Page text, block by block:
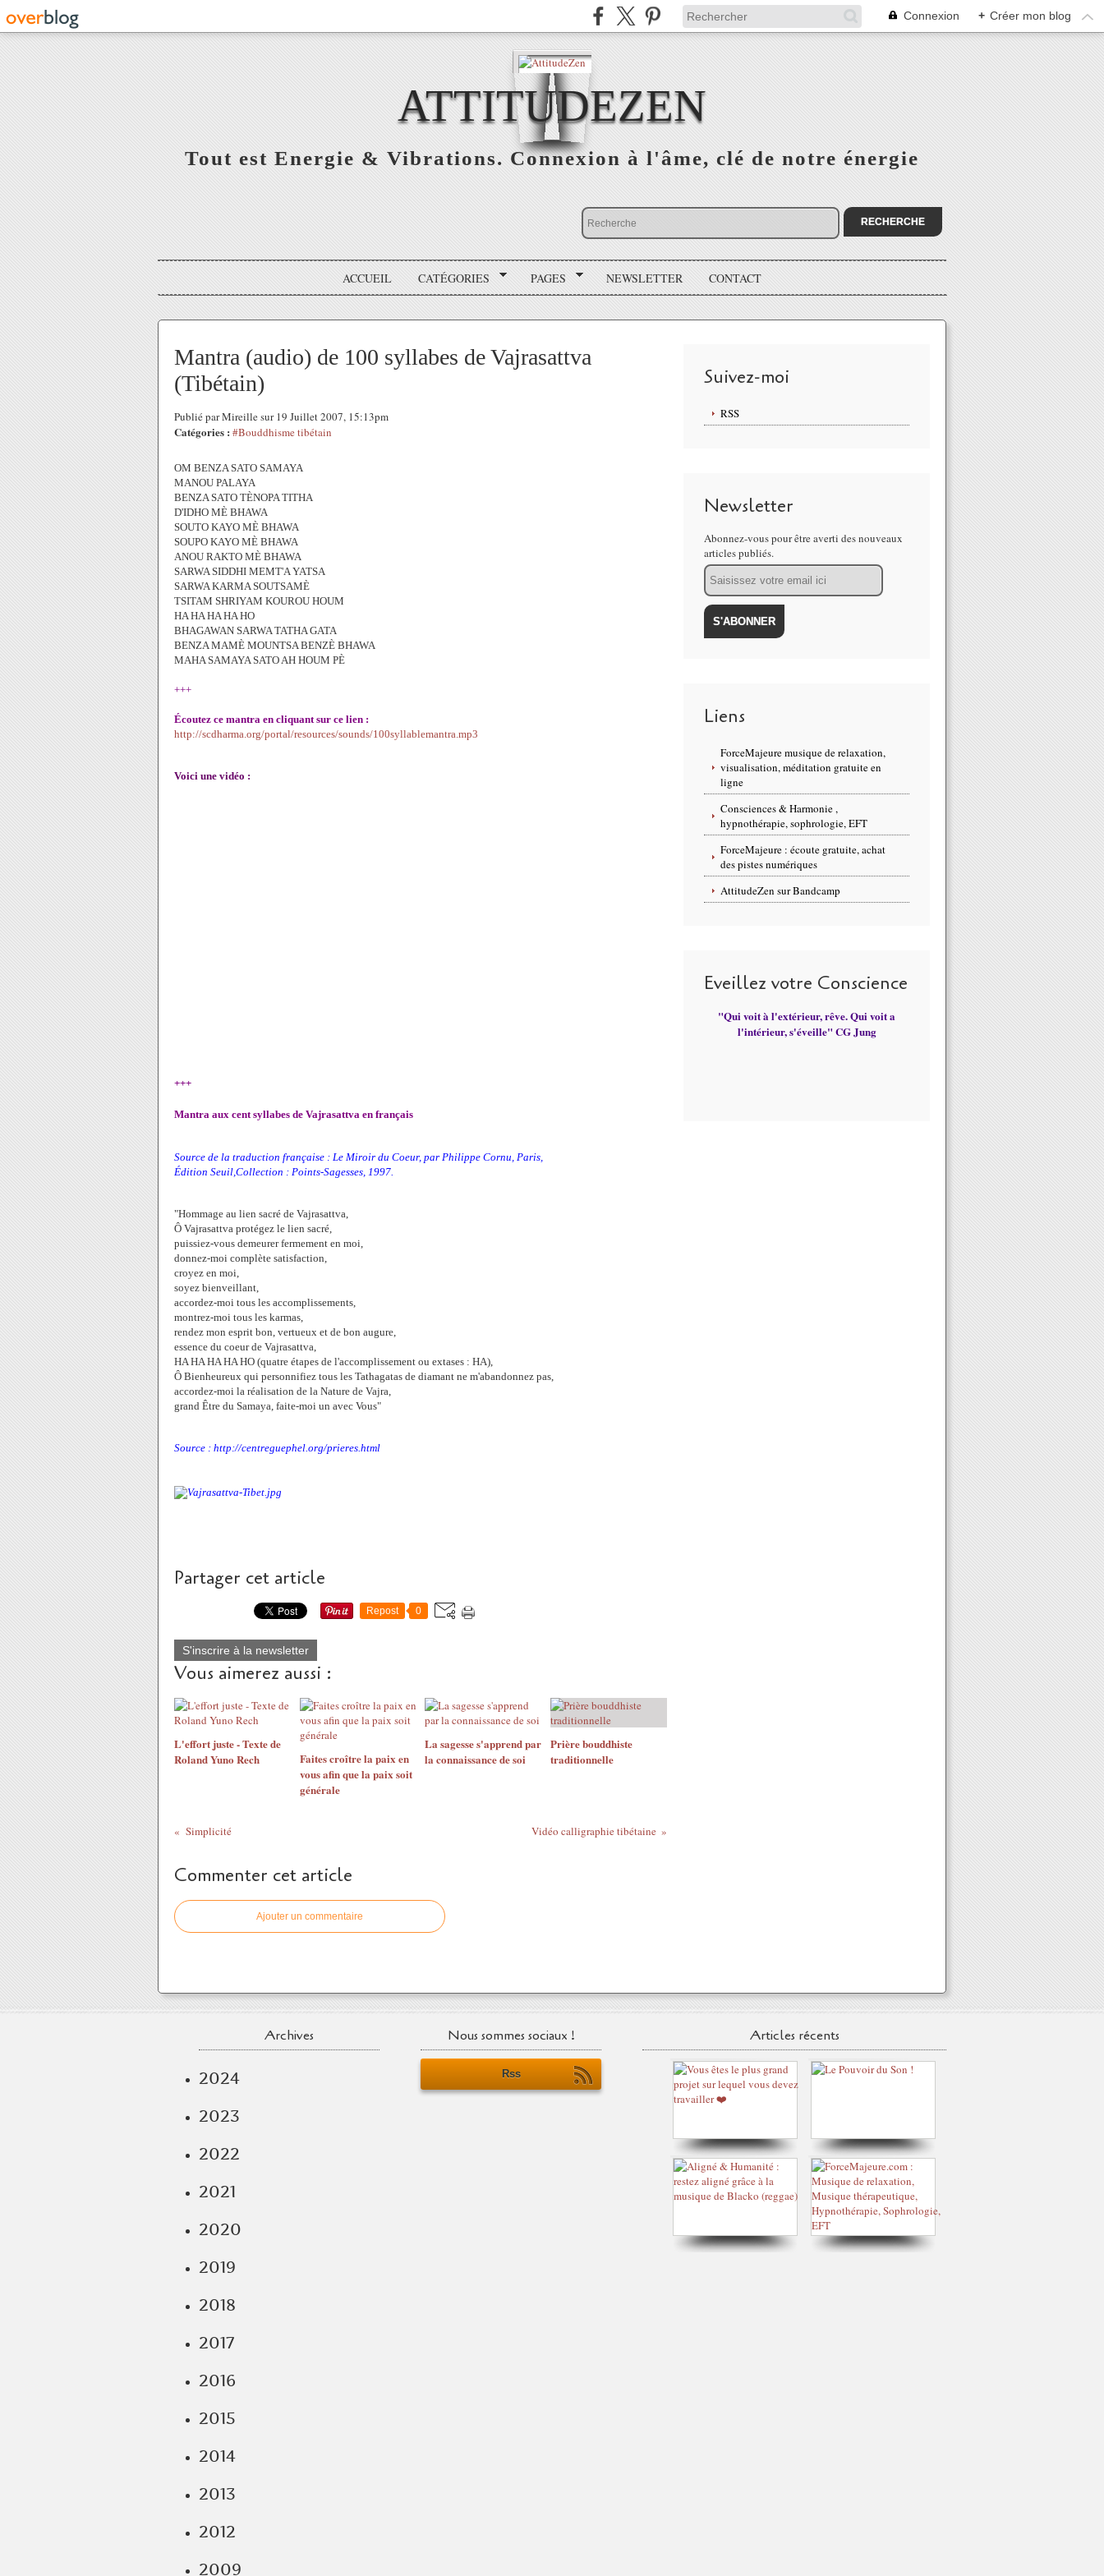
Connexion + Créer mon blog
ATTITUDEZEN
Tout est Energie & Vibrations. Connexion à l'âme, clé de notre énergie
ACCUEIL CATÉGORIES PAGES NEWSLETTER CONTACT
Mantra (audio) de 100 syllabes de Vajrasattva
(Tibétain)
Publié par Mireille sur 19 Juillet 2007, 15:13pm
Catégories : #Bouddhisme tibétain
OM BENZA SATO SAMAYA
MANOU PALAYA
BENZA SATO TÈNOPA TITHA
D'IDHO MÈ BHAWA
SOUTO KAYO MÈ BHAWA
SOUPO KAYO MÈ BHAWA
ANOU RAKTO MÈ BHAWA
SARWA SIDDHI MEMT'A YATSA
SARWA KARMA SOUTSAMÈ
TSITAM SHRIYAM KOUROU HOUM
HA HA HA HA HO
BHAGAWAN SARWA TATHA GATA
BENZA MAMÈ MOUNTSA BENZÈ BHAWA
MAHA SAMAYA SATO AH HOUM PÈ
+++
Écoutez ce mantra en cliquant sur ce lien :
http://scdharma.org/portal/resources/sounds/100syllablemantra.mp3
Voici une vidéo :
+++
Mantra aux cent syllabes de Vajrasattva en français
Source de la traduction française : Le Miroir du Coeur, par Philippe Cornu, Paris,
Édition Seuil,Collection : Points-Sagesses, 1997.
"Hommage au lien sacré de Vajrasattva,
Ô Vajrasattva protégez le lien sacré,
puissiez-vous demeurer fermement en moi,
donnez-moi complète satisfaction,
croyez en moi,
soyez bienveillant,
accordez-moi tous les accomplissements,
montrez-moi tous les karmas,
rendez mon esprit bon, vertueux et de bon augure,
essence du coeur de Vajrasattva,
HA HA HA HA HO (quatre étapes de l'accomplissement ou extases : HA),
Ô Bienheureux qui personnifiez tous les Tathagatas de diamant ne m'abandonnez pas,
accordez-moi la réalisation de la Nature de Vajra,
grand Être du Samaya, faite-moi un avec Vous"
Source : http://centreguephel.org/prieres.html
Partager cet article
Repost 0
S'inscrire à la newsletter
Vous aimerez aussi :
L'effort juste - Texte de
Roland Yuno Rech
Faites croître la paix en
vous afin que la paix soit
générale
La sagesse s'apprend par
la connaissance de soi
Prière bouddhiste
traditionnelle
Simplicité Vidéo calligraphie tibétaine
Commenter cet article
Ajouter un commentaire
Suivez-moi
RSS
Newsletter
Abonnez-vous pour être averti des nouveaux
articles publiés.
Email
Liens
ForceMajeure musique de relaxation,
visualisation, méditation gratuite en
ligne
Consciences & Harmonie ,
hypnothérapie, sophrologie, EFT
ForceMajeure : écoute gratuite, achat
des pistes numériques
AttitudeZen sur Bandcamp
Eveillez votre Conscience
"Qui voit à l'extérieur, rêve. Qui voit a
l'intérieur, s'éveille" CG Jung
Archives
2024
2023
2022
2021
2020
2019
2018
2017
2016
2015
2014
2013
2012
2009
Nous sommes sociaux !
Rss
Articles récents